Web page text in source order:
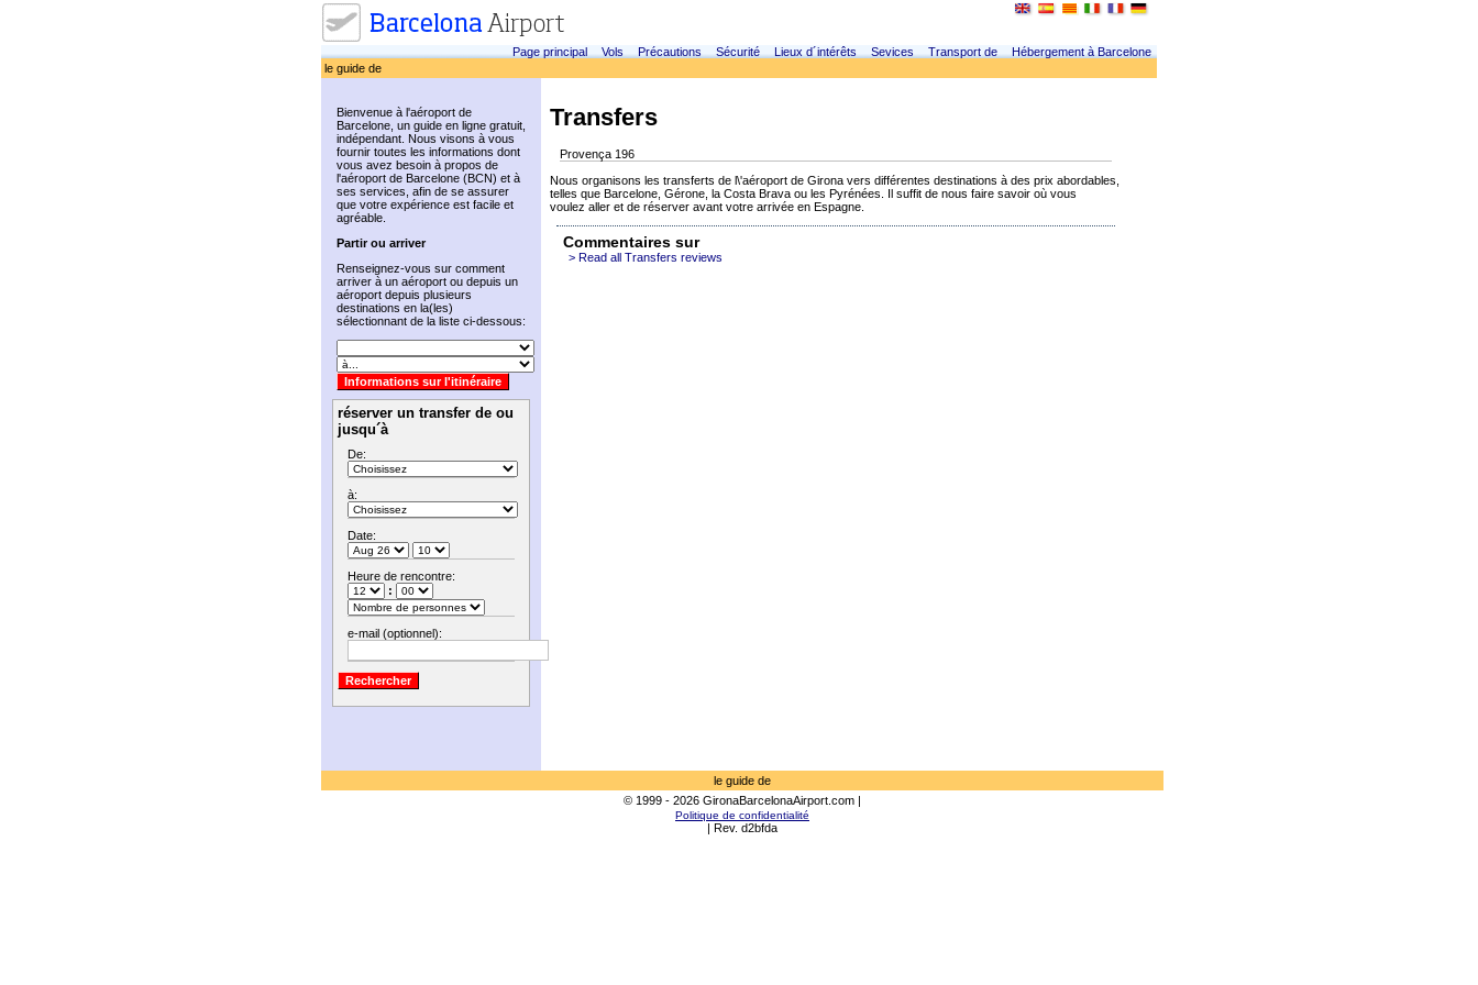
Page principal Vols Précautions Sécurité Lieux d´intérêts Sevices Transport de
Hébergement à Barcelone
le guide de
Bienvenue à l'aéroport de
Barcelone, un guide en ligne gratuit,
indépendant. Nous visons à vous
fournir toutes les informations dont
vous avez besoin à propos de
l'aéroport de Barcelone (BCN) et à
ses services, afin de se assurer
que votre expérience est facile et
agréable.
Partir ou arriver
Renseignez-vous sur comment
arriver à un aéroport ou depuis un
aéroport depuis plusieurs
destinations en la(les)
sélectionnant de la liste ci-dessous:
réserver un transfer de ou
jusqu´à
De:
à:
Date:
Heure de rencontre:
:
e-mail (optionnel):
Transfers
Provença 196
Nous organisons les transferts de l\'aéroport de Girona vers différentes destinations à des prix abordables,
telles que Barcelone, Gérone, la Costa Brava ou les Pyrénées. Il suffit de nous faire savoir où vous
voulez aller et de réserver avant votre arrivée en Espagne.
Commentaires sur
> Read all Transfers reviews
le guide de
© 1999 - 2026 GironaBarcelonaAirport.com |
Politique de confidentialité
| Rev. d2bfda